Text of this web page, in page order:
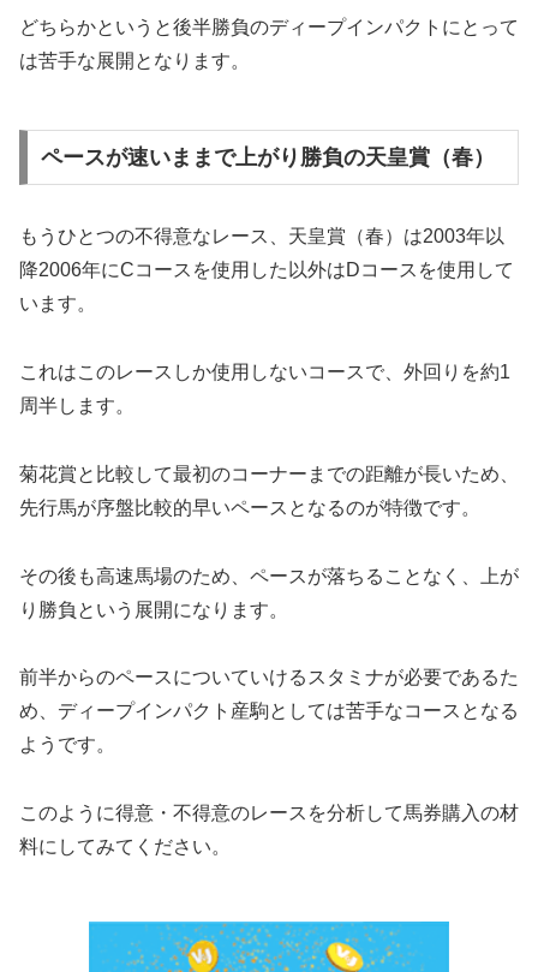
どちらかというと後半勝負のディープインパクトにとって
は苦手な展開となります。
ペースが速いままで上がり勝負の天皇賞（春）
もうひとつの不得意なレース、天皇賞（春）は2003年以
降2006年にCコースを使用した以外はDコースを使用して
います。
これはこのレースしか使用しないコースで、外回りを約1
周半します。
菊花賞と比較して最初のコーナーまでの距離が長いため、
先行馬が序盤比較的早いペースとなるのが特徴です。
その後も高速馬場のため、ペースが落ちることなく、上が
り勝負という展開になります。
前半からのペースについていけるスタミナが必要であるた
め、ディープインパクト産駒としては苦手なコースとなる
ようです。
このように得意・不得意のレースを分析して馬券購入の材
料にしてみてください。